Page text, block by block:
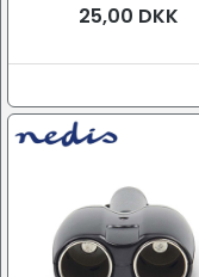
25,00 DKK